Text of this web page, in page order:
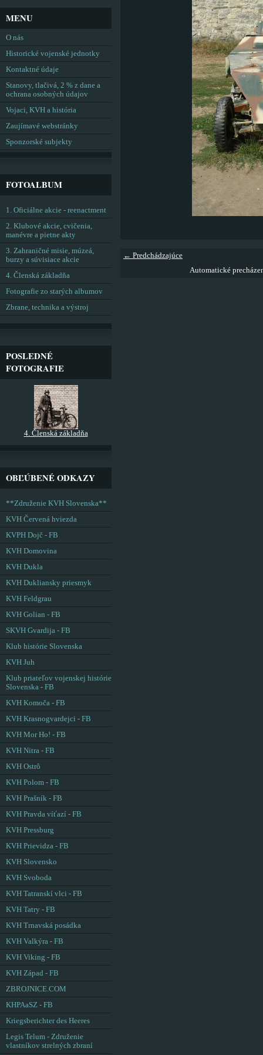
← Predchádzajúce
Automatické
MENU
O nás
Historické vojenské jednotky
Kontaktné údaje
Stanovy, tlačivá, 2 % z dane a
ochrana osobných údajov
Vojaci, KVH a história
Zaujímavé webstránky
Sponzorské subjekty
FOTOALBUM
1. Oficiálne akcie - reenactment
2. Klubové akcie, cvičenia,
manévre a pietne akty
3. Zahraničné misie, múzeá,
burzy a súvisiace akcie
4. Členská základňa
Fotografie zo starých albumov
Zbrane, technika a výstroj
POSLEDNÉ
FOTOGRAFIE
4. Členská základňa
OBĽÚBENÉ ODKAZY
**Združenie KVH Slovenska**
KVH Červená hviezda
KVPH Dojč - FB
KVH Domovina
KVH Dukla
KVH Dukliansky priesmyk
KVH Feldgrau
KVH Golian - FB
SKVH Gvardija - FB
Klub histórie Slovenska
KVH Juh
Klub priateľov vojenskej histórie
Slovenska - FB
KVH Komoča - FB
KVH Krasnogvardejci - FB
KVH Mor Ho! - FB
KVH Nitra - FB
KVH Ostrô
KVH Polom - FB
KVH Prašník - FB
KVH Pravda víťazí - FB
KVH Pressburg
KVH Prievidza - FB
KVH Slovensko
KVH Svoboda
KVH Tatranskí vlci - FB
KVH Tatry - FB
KVH Trnavská posádka
KVH Valkýra - FB
KVH Viking - FB
KVH Západ - FB
ZBROJNICE.COM
KHPAaSZ - FB
Kriegsberichter des Heeres
Legis Telum - Združenie
vlastníkov strelných zbraní